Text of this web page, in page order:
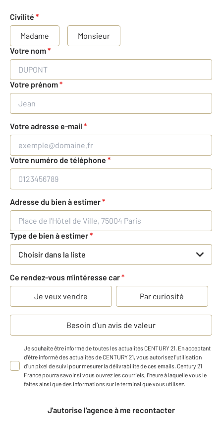
Civilité *
Madame
Monsieur
Votre nom*
Votre prénom*
Votre adresse e-mail *
Votre numéro de téléphone *
Adresse du bien à estimer*
Type de bien à estimer*
Choisir dans la liste
Ce rendez-vous m'intéresse car*
Je veux vendre
Par curiosité
Besoin d'un avis de valeur
Je souhaite être informé de toutes les actualités CENTURY 21. En acceptant
d'être informé des actualités de CENTURY 21, vous autorisez l'utilisation
d'un pixel de suivi pour mesurer la délivrabilité de ces emails. Century 21
France pourra savoir si vous ouvrez les courriels, l'heure à laquelle vous le
faites ainsi que des informations sur le terminal que vous utilisez.
J'autorise l'agence à me recontacter